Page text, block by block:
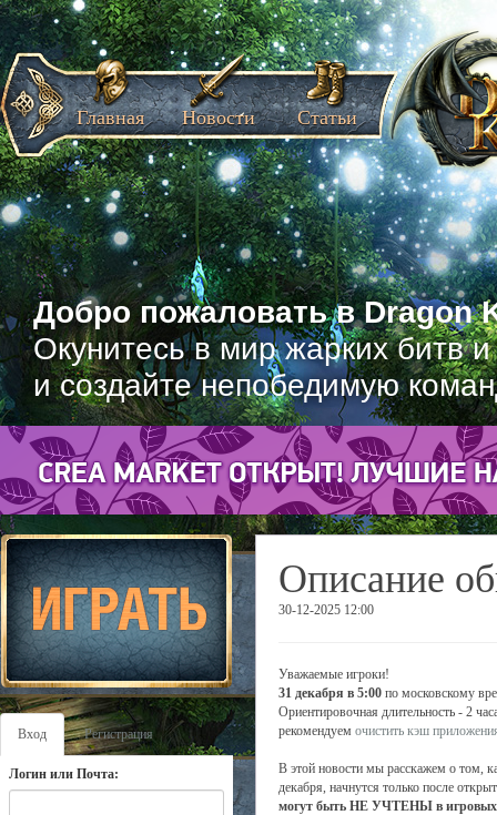
Добро пожаловать в Dragon
Окунитесь в мир жарких битв
и создайте непобедимую
Главная Новости Статьи
Вход Регистрация
Логин или Почта:
Описание
30-12-2025 12:00
Уважаемые игроки!
31 декабря в 5:00 по московскому
Ориентировочная длительность - 2
рекомендуем очистить кэш
В этой новости мы расскажем о том,
декабря, начнутся только после
могут быть НЕ УЧТЕНЫ в игровых